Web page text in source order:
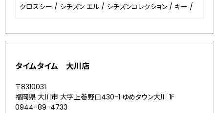
クロスシー / シチズン エル / シチズンコレクション / キー /
タイムタイム 大川店
〒8310031
福岡県 大川市 大字上巻野口430-1 ゆめタウン大川 1F
0944-89-4733